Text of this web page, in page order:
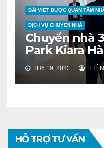
BÀI VIẾT ĐƯỢC QUAN TÂM
DỊCH VỤ CHUYỂN NHÀ
Chuyển nhà
Park Kiara
TH6 19, 2023 LIÊN
HỖ TRỢ TƯ VẤN